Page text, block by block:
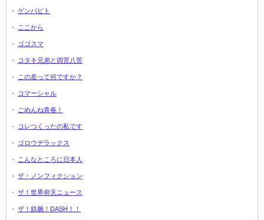
ゲンバビト
ここから
ゴゴスマ
コタキ兄弟と四苦八苦
この差って何ですか？
コマーシャル
ごめんね青春！
コレつくったの私です
ゴロウデラックス
こんなところに日本人
ザ・ノンフィクション
ザ！世界仰天ニュース
ザ！鉄腕！DASH！！